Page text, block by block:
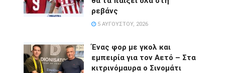
ρεβάνς
5 ΑΥΓΟΎΣΤΟΥ, 2026
Ένας φορ με γκολ και
εμπειρία για τον Αετό – Στα
κιτρινόμαυρα ο Σινομάτι